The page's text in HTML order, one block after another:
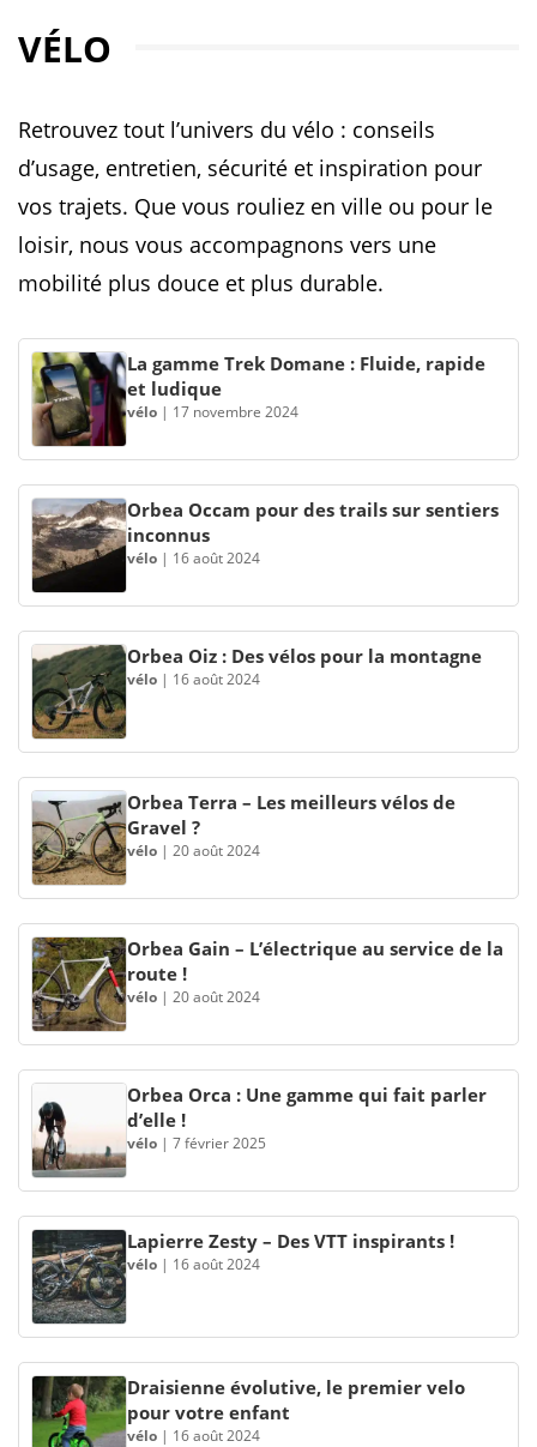
VÉLO
Retrouvez tout l’univers du vélo : conseils
d’usage, entretien, sécurité et inspiration pour
vos trajets. Que vous rouliez en ville ou pour le
loisir, nous vous accompagnons vers une
mobilité plus douce et plus durable.
La gamme Trek Domane : Fluide, rapide
et ludique
vélo | 17 novembre 2024
Orbea Occam pour des trails sur sentiers
inconnus
vélo | 16 août 2024
Orbea Oiz : Des vélos pour la montagne
vélo | 16 août 2024
Orbea Terra – Les meilleurs vélos de
Gravel ?
vélo | 20 août 2024
Orbea Gain – L’électrique au service de la
route !
vélo | 20 août 2024
Orbea Orca : Une gamme qui fait parler
d’elle !
vélo | 7 février 2025
Lapierre Zesty – Des VTT inspirants !
vélo | 16 août 2024
Draisienne évolutive, le premier velo
pour votre enfant
vélo | 16 août 2024